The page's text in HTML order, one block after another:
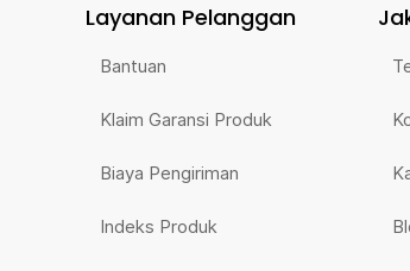
Layanan Pelanggan
Bantuan
Klaim Garansi Produk
Biaya Pengiriman
Indeks Produk